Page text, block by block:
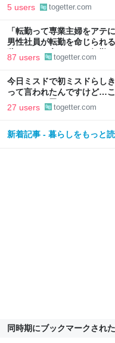
け」と言われていたので、
切っていた
5 users togetter.com
「転勤って専業主婦をアテ
男性社員が転勤を命じられ
辞める」と言ったら、転勤が
87 users togetter.com
今日ミスドで初ミスドらし
って言われたんですけど…
か…？」と尋ねられるイベ
27 users togetter.com
新着記事 - 暮らしをもっと
同時期にブックマークされ